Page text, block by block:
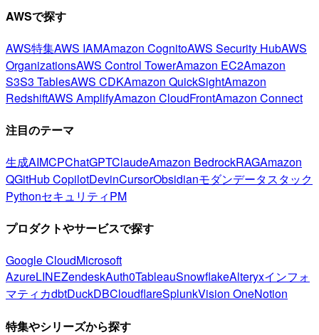
AWSで探す
AWS特集AWS IAMAmazon CognitoAWS Security HubAWS
OrganizationsAWS Control TowerAmazon EC2Amazon
S3S3 TablesAWS CDKAmazon QuickSightAmazon
RedshiftAWS AmplifyAmazon CloudFrontAmazon Connect
注目のテーマ
生成AIMCPChatGPTClaudeAmazon BedrockRAGAmazon
QGitHub CopilotDevinCursorObsidianモダンデータスタック
PythonセキュリティPM
プロダクトやサービスで探す
Google CloudMicrosoft
AzureLINEZendeskAuth0TableauSnowflakeAlteryxインフォ
マティカdbtDuckDBCloudflareSplunkVision OneNotion
特集やシリーズから探す